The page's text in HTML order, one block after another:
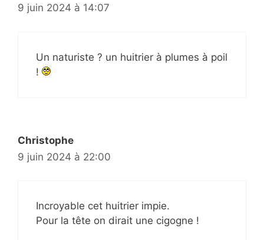
9 juin 2024 à 14:07
Un naturiste ? un huitrier à plumes à poil
!
Christophe
9 juin 2024 à 22:00
Incroyable cet huitrier impie.
Pour la tête on dirait une cigogne !